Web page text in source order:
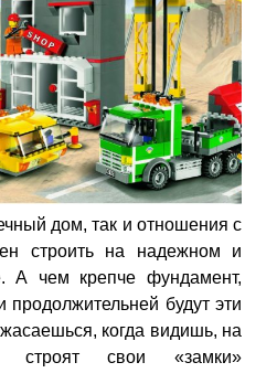
дом, так и отношения с
строить на надежном и
А чем крепче фундамент,
будут эти
когда видишь, на
строят свои «замки»